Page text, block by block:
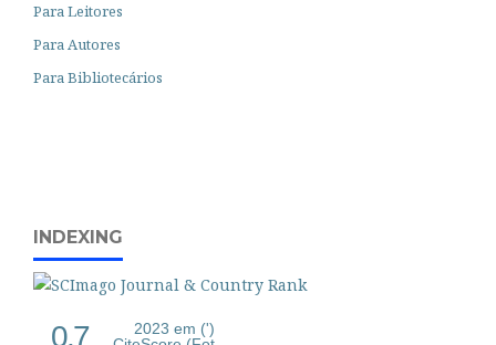
Para Leitores
Para Autores
Para Bibliotecários
INDEXING
0.7
2023 em (')